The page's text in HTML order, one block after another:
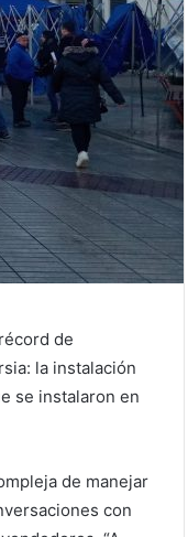
de
la instalación
se instalaron en
de manejar
con